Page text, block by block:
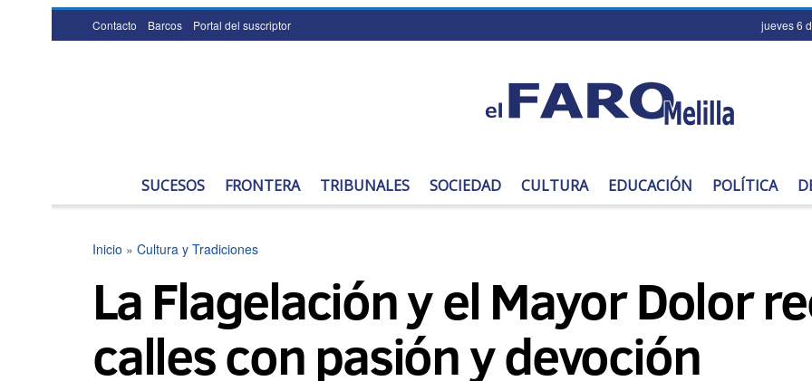
Contacto Barcos Portal del suscriptor jueves 6
SUCESOS FRONTERA TRIBUNALES SOCIEDAD CULTURA EDUCACIÓN POLÍTICA
Inicio » Cultura y Tradiciones
La Flagelación y el Mayor Dolor
calles con pasión y devoción